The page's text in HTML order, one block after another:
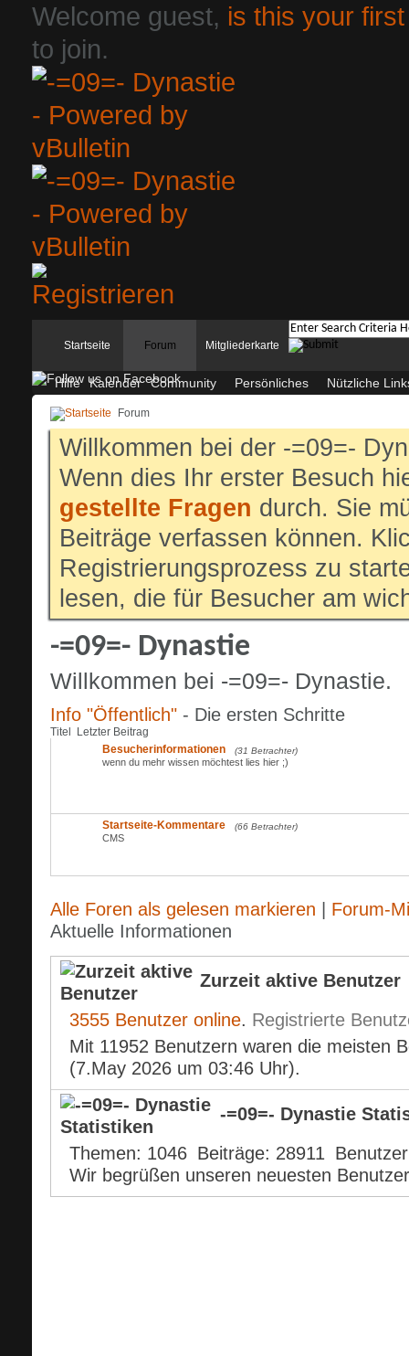
Welcome guest, is this your
to join.
Startseite Forum
Hilfe Kalender Community Persönliches Nützliche
Mitgliederkarte
Forum
Willkommen bei der -=09=-
Wenn dies Ihr erster Besuch
gestellte Fragen durch. Sie
Beiträge verfassen können.
Registrierungsprozess zu
lesen, die für Besucher am
-=09=- Dynastie
Willkommen bei -=09=- Dynastie.
Info "Öffentlich" - Die ersten Schritte
Titel
Letzter Beitrag
Besucherinformationen
(31 Betrachter)
wenn du mehr wissen möchtest lies hier ;)
Startseite-Kommentare (66 Betrachter)
CMS
Alle Foren als gelesen markieren
Forum-
Aktuelle Informationen
Zurzeit aktive Benutzer
3555 Benutzer online. Registrierte
Mit 11952 Benutzern waren die meisten
(7.May 2026 um 03:46 Uhr).
-=09=- Dynastie
Themen
1046 Beiträge 28911 Benutzer
Wir begrüßen unseren neuesten